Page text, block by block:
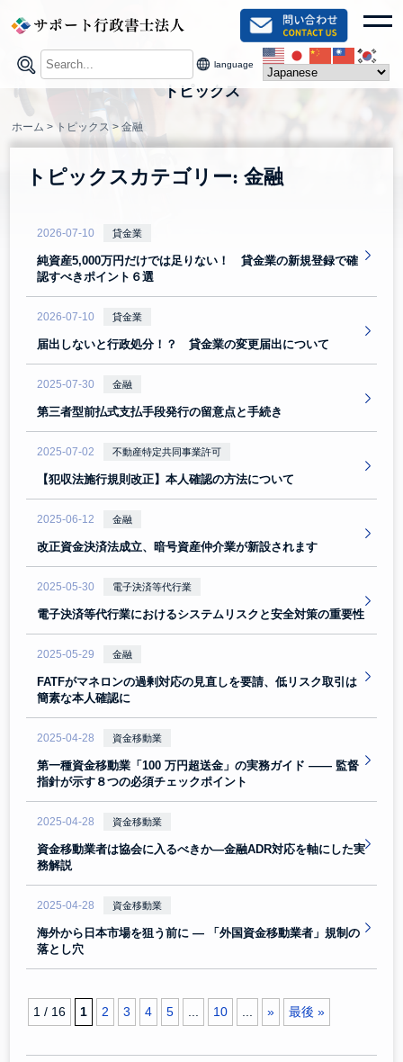
content
language
トピックス
ホーム > トピックス >金融
トピックスカテゴリー:金融
2026-07-10 貸金業
純資産5,000万円だけでは足りない！ 貸金業の新規登録で確
認すべきポイント６選
2026-07-10 貸金業
届出しないと行政処分！？ 貸金業の変更届出について
2025-07-30 金融
第三者型前払式支払手段発行の留意点と手続き
2025-07-02 不動産特定共同事業許可
【犯収法施行規則改正】本人確認の方法について
2025-06-12 金融
改正資金決済法成立、暗号資産仲介業が新設されます
2025-05-30 電子決済等代行業
電子決済等代行業におけるシステムリスクと安全対策の重要性
2025-05-29 金融
FATFがマネロンの過剰対応の見直しを要請、低リスク取引は
簡素な本人確認に
2025-04-28 資金移動業
第一種資金移動業「100 万円超送金」の実務ガイド —— 監督
指針が示す８つの必須チェックポイント
2025-04-28 資金移動業
資金移動業者は協会に入るべきか―金融ADR対応を軸にした実
務解説
2025-04-28 資金移動業
海外から日本市場を狙う前に ― 「外国資金移動業者」規制の
落とし穴
1 / 16 1 2 3 4 5 ... 10 ... » 最後 »